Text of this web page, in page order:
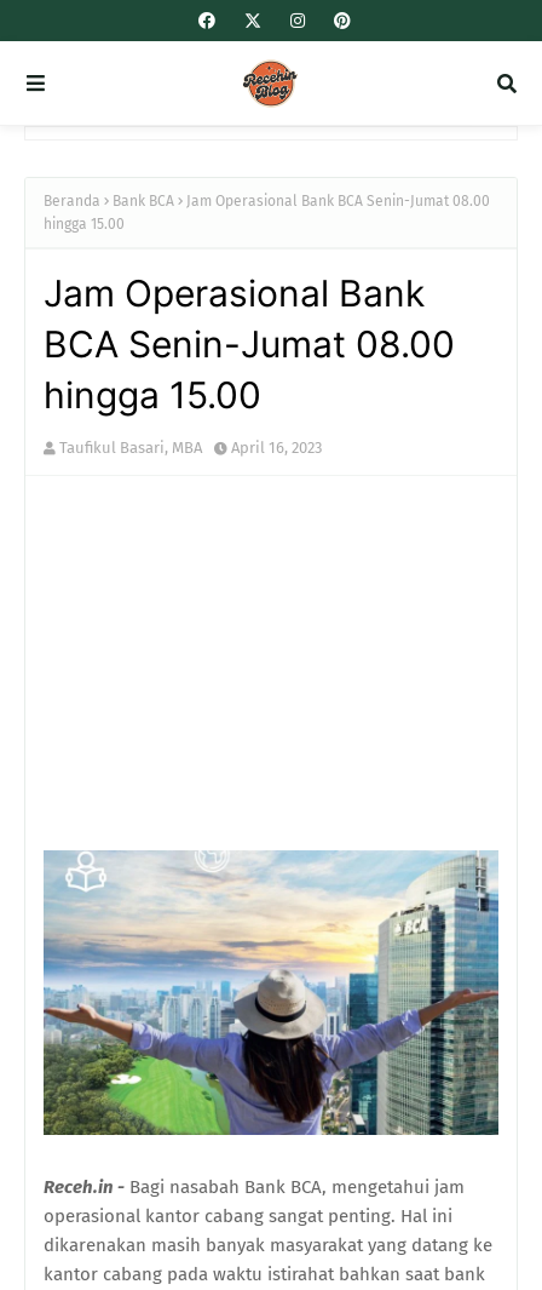
Beranda Bank BCA
Jam Operasional Bank BCA Senin-Jumat 08.00
hingga 15.00
Jam Operasional Bank
BCA Senin-Jumat 08.00
hingga 15.00
Taufikul Basari, MBA April 16, 2023
Receh.in - Bagi nasabah Bank BCA, mengetahui jam
operasional kantor cabang sangat penting. Hal ini
dikarenakan masih banyak masyarakat yang datang ke
kantor cabang pada waktu istirahat bahkan saat bank